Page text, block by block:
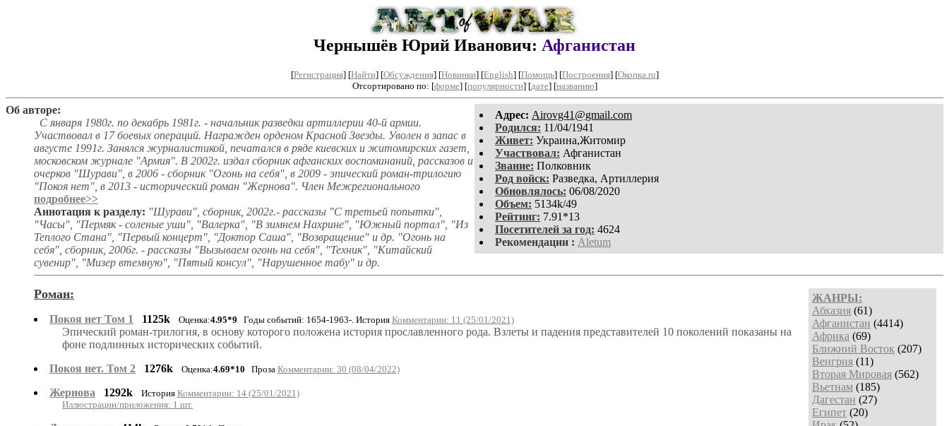
Чернышёв Юрий Иванович: Афганистан
[Регистрация] [Найти] [Обсуждения] [Новинки] [English] [Помощь] [Построения] [Окопка.ru]
Отсортировано по: [форме] [популярности] [дате] [названию]
Aдpeс: Airovg41@gmail.com
Родился: 11/04/1941
Живет: Украина,Житомир
Участвовал: Афганистан
Звание: Полковник
Род войск: Разведка, Артиллерия
Обновлялось: 06/08/2020
Объем: 5134k/49
Рейтинг: 7.91*13
Посетителей за год: 4624
Рекомендации : Aletum
Об авторе:
С января 1980г. по декабрь 1981г. - начальник разведки артиллерии 40-й армии.
Участвовал в 17 боевых операций. Награжден орденом Красной Звезды. Уволен в запас в
августе 1991г. Занялся журналистикой, печатался в ряде киевских и житомирских газет,
московском журнале "Армия". В 2002г. издал сборник афганских воспоминаний, рассказов и
очерков "Шурави", в 2006 - сборник "Огонь на себя", в 2009 - эпический роман-трилогию
"Покоя нет", в 2013 - исторический роман "Жернова". Член Межрегионального
подробнее>>
Аннотация к разделу: "Шурави", сборник, 2002г.- рассказы "С третьей попытки",
"Часы", "Пермяк - соленые уши", "Валерка", "В зимнем Нахрине", "Южный портал", "Из
Теплого Стана", "Первый концерт", "Доктор Саша", "Возвращение" и др. "Огонь на
себя", сборник, 2006г. - рассказы "Вызываем огонь на себя", "Техник", "Китайский
сувенир", "Мизер втемную", "Пятый консул", "Нарушенное табу" и др.
ЖАНРЫ:
Абхазия (61)
Афганистан (4414)
Африка (69)
Ближний Восток (207)
Венгрия (11)
Вторая Мировая (562)
Вьетнам (185)
Дагестан (27)
Египет (20)
Роман:
Покоя нет Том 1 1125k Оценка:4.95*9 Годы событий: 1654-1963-. История Комментарии: 11 (25/01/2021)
Эпический роман-трилогия, в основу которого положена история прославленного рода. Взлеты и падения представителей 10 поколений показаны на
фоне подлинных исторических событий.
Покоя нет. Том 2
1276k Оценка:4.69*10 Проза Комментарии: 30 (08/04/2022)
Жернова 1292k История Комментарии: 14 (25/01/2021)
Иллюстрации/приложения: 1 шт.